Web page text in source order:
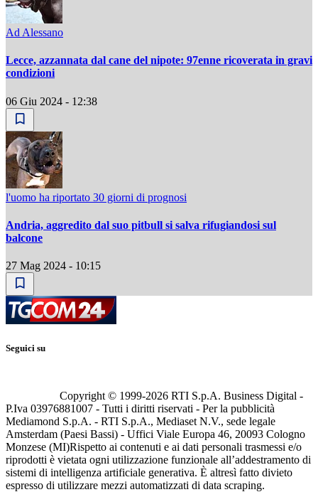
Ad Alessano
Lecce, azzannata dal cane del nipote: 97enne ricoverata in gravi
condizioni
06 Giu 2024 - 12:38
l'uomo ha riportato 30 giorni di prognosi
Andria, aggredito dal suo pitbull si salva rifugiandosi sul
balcone
27 Mag 2024 - 10:15
Seguici su
Copyright © 1999-2026 RTI S.p.A. Business Digital -
P.Iva 03976881007 - Tutti i diritti riservati - Per la pubblicità
Mediamond S.p.A. - RTI S.p.A., Mediaset N.V., sede legale
Amsterdam (Paesi Bassi) - Uffici Viale Europa 46, 20093 Cologno
Monzese (MI)Rispetto ai contenuti e ai dati personali trasmessi e/o
riprodotti è vietata ogni utilizzazione funzionale all’addestramento di
sistemi di intelligenza artificiale generativa. È altresì fatto divieto
espresso di utilizzare mezzi automatizzati di data scraping.